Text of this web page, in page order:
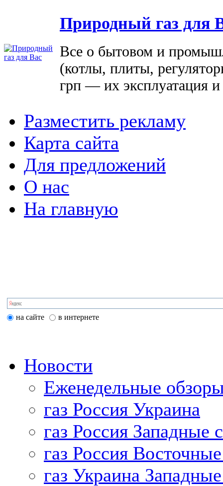
Природный газ для
Все о бытовом и
(котлы, плиты,
грп — их эксплуатация
Разместить рекламу
Карта сайта
Для предложений
О нас
На главную
на сайте в интернете
Новости
Еженедельные
газ Россия Украина
газ Россия Западные
газ Россия
газ Украина